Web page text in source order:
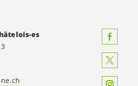
es